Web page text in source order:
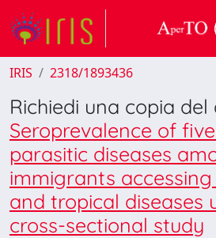
IRIS 2318/1893436
Richiedi una copia
Seroprevalence of
parasitic diseases
immigrants
and tropical diseases
cross-sectional study